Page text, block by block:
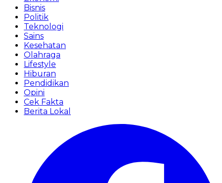
Bisnis
Politik
Teknologi
Sains
Kesehatan
Olahraga
Lifestyle
Hiburan
Pendidikan
Opini
Cek Fakta
Berita Lokal